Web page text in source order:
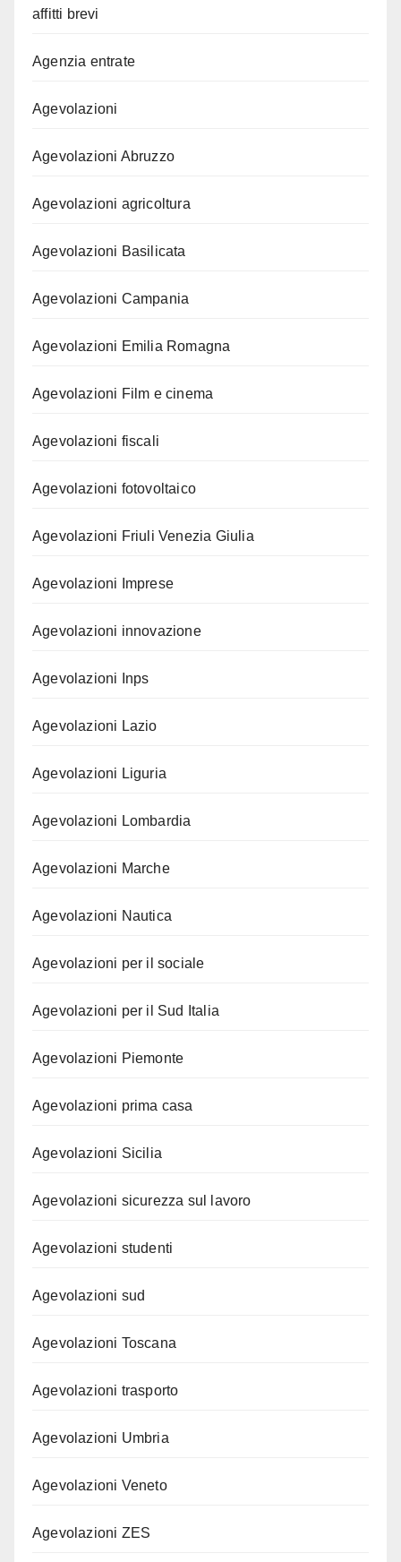
affitti brevi
Agenzia entrate
Agevolazioni
Agevolazioni Abruzzo
Agevolazioni agricoltura
Agevolazioni Basilicata
Agevolazioni Campania
Agevolazioni Emilia Romagna
Agevolazioni Film e cinema
Agevolazioni fiscali
Agevolazioni fotovoltaico
Agevolazioni Friuli Venezia Giulia
Agevolazioni Imprese
Agevolazioni innovazione
Agevolazioni Inps
Agevolazioni Lazio
Agevolazioni Liguria
Agevolazioni Lombardia
Agevolazioni Marche
Agevolazioni Nautica
Agevolazioni per il sociale
Agevolazioni per il Sud Italia
Agevolazioni Piemonte
Agevolazioni prima casa
Agevolazioni Sicilia
Agevolazioni sicurezza sul lavoro
Agevolazioni studenti
Agevolazioni sud
Agevolazioni Toscana
Agevolazioni trasporto
Agevolazioni Umbria
Agevolazioni Veneto
Agevolazioni ZES